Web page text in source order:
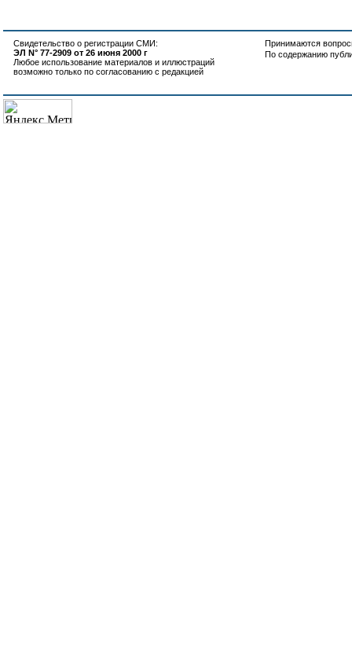
Свидетельство о регистрации СМИ:
ЭЛ N° 77-2909 от 26 июня 2000 г
Любое использование материалов и иллюстраций
возможно только по согласованию с редакцией
Принимаются
По содержанию